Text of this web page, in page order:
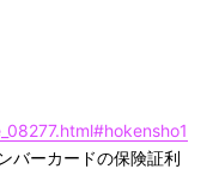
バーカードの保険証利